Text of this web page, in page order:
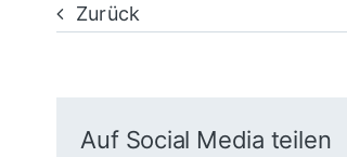
Zurück
Auf Social Media teilen